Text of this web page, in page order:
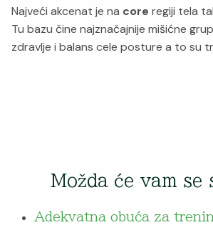
Najveći akcenat je na core regiji tela
Tu bazu čine najznačajnije mišićne
zdravlje i balans cele posture a to su
Možda će vam se
Adekvatna obuća za